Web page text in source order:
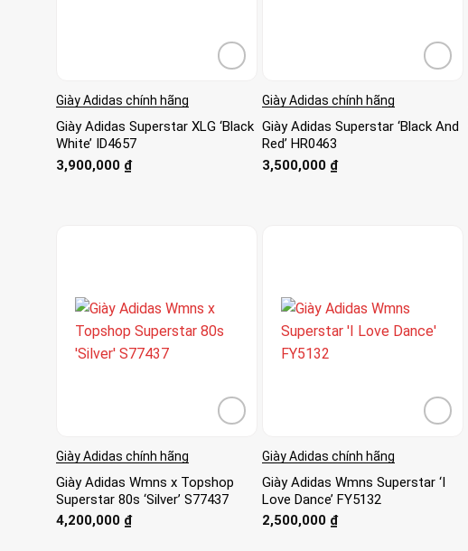
Giày Adidas chính hãng
Giày Adidas Superstar XLG ‘Black
White’ ID4657
3,900,000 ₫
Giày Adidas chính hãng
Giày Adidas Superstar ‘Black And
Red’ HR0463
3,500,000 ₫
Giày Adidas chính hãng
Giày Adidas Wmns x Topshop
Superstar 80s ‘Silver’ S77437
4,200,000 ₫
Giày Adidas chính hãng
Giày Adidas Wmns Superstar ‘I
Love Dance’ FY5132
2,500,000 ₫